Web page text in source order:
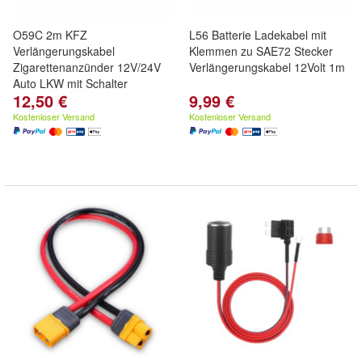
O59C 2m KFZ
Verlängerungskabel
Zigarettenanzünder 12V/24V
Auto LKW mit Schalter
12,50 €
Kostenloser Versand
L56 Batterie Ladekabel mit
Klemmen zu SAE72 Stecker
Verlängerungskabel 12Volt 1m
9,99 €
Kostenloser Versand